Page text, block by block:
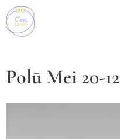
Polū Mei 20-12